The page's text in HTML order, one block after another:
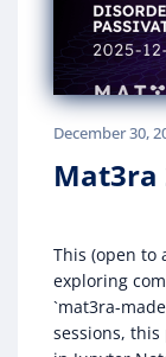
December 30,
Mat3ra
This (open to
exploring
`mat3ra-
sessions,